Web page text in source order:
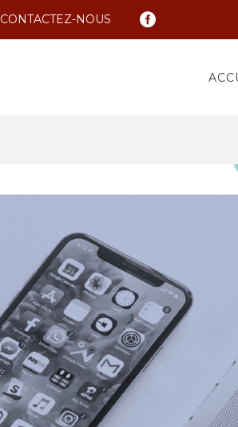
CONTACTEZ-NOUS